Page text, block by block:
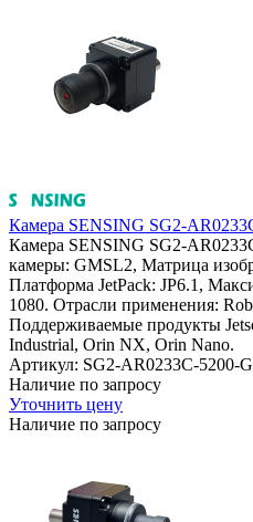
Камера SENSING SG2-
Камера SENSING SG2-
камеры: GMSL2, Матрица
Платформа JetPack: JP6.1,
1080. Отрасли применения:
Поддерживаемые продукты
Industrial, Orin NX, Orin Nano.
Артикул: SG2-AR0233C-5200-
Наличие по запросу
Уточнить цену
Наличие по запросу